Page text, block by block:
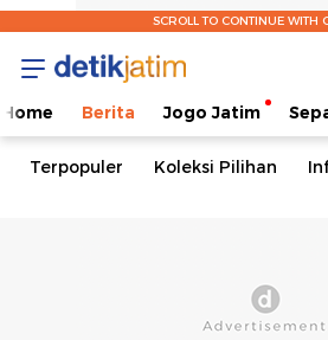
SCROLL TO CONTINUE WITH
Home Berita Jogo Jatim
Terpopuler Koleksi Pilihan